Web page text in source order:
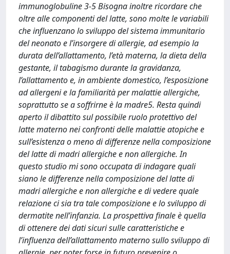
immunoglobuline 3-5 Bisogna inoltre ricordare che
oltre alle componenti del latte, sono molte le variabili
che influenzano lo sviluppo del sistema immunitario
del neonato e l’insorgere di allergie, ad esempio la
durata dell’allattamento, l’età materna, la dieta della
gestante, il tabagismo durante la gravidanza,
l’allattamento e, in ambiente domestico, l’esposizione
ad allergeni e la familiarità per malattie allergiche,
soprattutto se a soffrirne è la madre5. Resta quindi
aperto il dibattito sul possibile ruolo protettivo del
latte materno nei confronti delle malattie atopiche e
sull’esistenza o meno di differenze nella composizione
del latte di madri allergiche e non allergiche. In
questo studio mi sono occupata di indagare quali
siano le differenze nella composizione del latte di
madri allergiche e non allergiche e di vedere quale
relazione ci sia tra tale composizione e lo sviluppo di
dermatite nell’infanzia. La prospettiva finale è quella
di ottenere dei dati sicuri sulle caratteristiche e
l’influenza dell’allattamento materno sullo sviluppo di